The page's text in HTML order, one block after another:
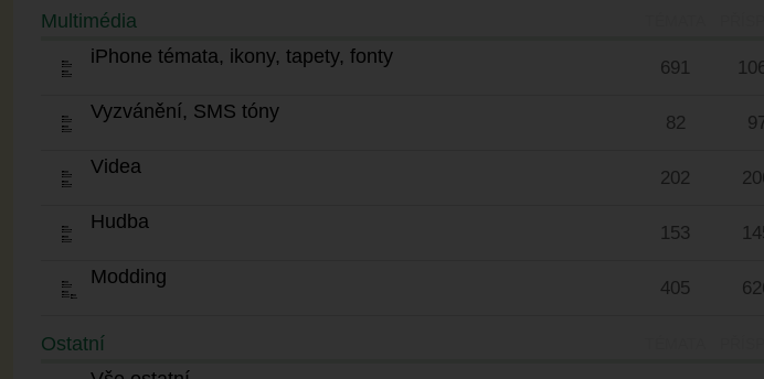
Multimédia
iPhone témata, ikony, tapety, fonty
691
Vyzvánění, SMS tóny
82
Videa
202
Hudba
153
Modding
405
Ostatní